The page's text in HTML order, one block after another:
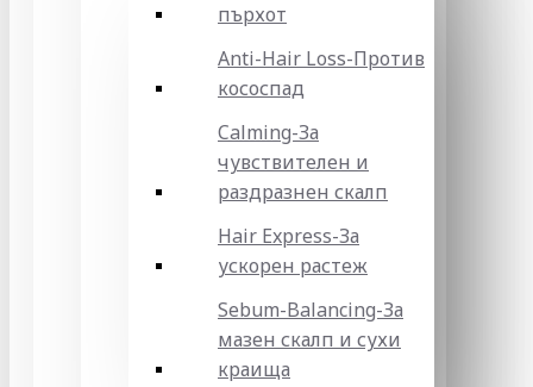
пърхот
Anti-Hair Loss-Против
кососпад
Calming-За
чувствителен и
раздразнен скалп
Hair Express-За
ускорен растеж
Sebum-Balancing-За
мазен скалп и сухи
краища